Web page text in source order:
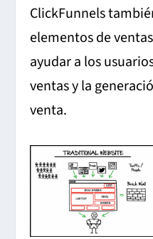
ClickFunnels
elementos de
ayudar a los
ventas y la
venta.